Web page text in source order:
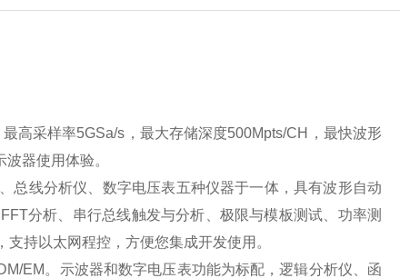
最高采样率5GSa/s ，最大存储深度500Mpts/CH
，最快波形
器使用体验。
总线分析仪、数字电压表五种仪器于一体，具有波形自动
FFT分析、串行总线触发与分析、极限与模板测试、功率测
持以太网程控，方便您集成开发使用。
EM 。示波器和数字电压表功能为标配，逻辑分析仪、函